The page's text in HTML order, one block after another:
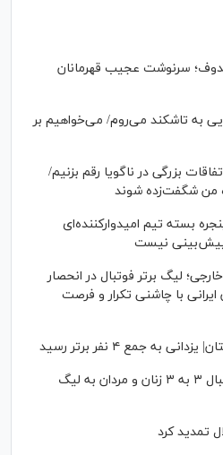
سرنوشت عجیب قهرمانان
۳ مدال طلایی به تاشکند می‌روم/ می‌خواهیم بر
بزرگی در ناگویا رقم بزنیم/
من شگفت‌زده شوند
بسته تیم امیدوارکننده‌ای
پیش‌بینی نیست
لیگ برتر فوتبال در انحصار
با چاشنی تکرار و فرصت
به جمع ۴ نفر برتر رسید
اعزام تیم‌های ملی بسکتبال ۳ به ۳ زنان و مردان به لیگ
تمدید کرد